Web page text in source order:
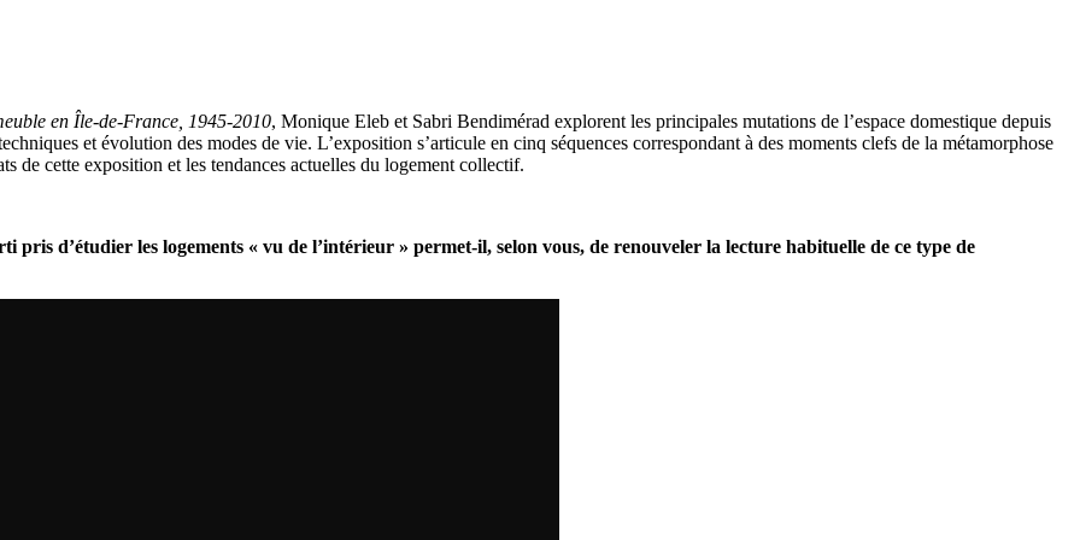
en Île-de-France, 1945-2010, Monique Eleb et Sabri Bendimérad explorent les principales mutations de l’espace domestique depuis
et évolution des modes de vie. L’exposition s’articule en cinq séquences correspondant à des moments clefs de la métamorphose
de cette exposition et les tendances actuelles du logement collectif.
pris d’étudier les logements « vu de l’intérieur » permet-il, selon vous, de renouveler la lecture habituelle de ce type de